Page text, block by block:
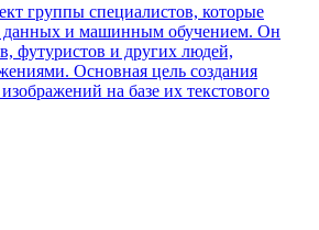
группы специалистов, которые
данных и машинным обучением. Он
футуристов и других людей,
Основная цель создания
на базе их текстового